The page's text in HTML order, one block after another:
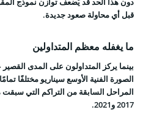
قبل أي محاولة صعود جديدة.
ما يغفله معظم المتداولين
بينما يركز المتداولون على المدى القصير
الصورة الفنية الأوسع سيناريو مختلفًا
المراحل السابقة من التراكم التي سبقت
2017 و2021.